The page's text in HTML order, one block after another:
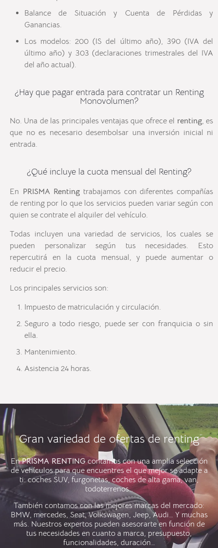
Balance de Situación y Cuenta de Pérdidas y
Ganancias.
Los modelos: 200 (IS del último año), 390 (IVA del
último año) y 303 (declaraciones trimestrales del IVA
del año actual).
¿Hay que pagar entrada para contratar un Renting
Monovolumen?
No. Una de las principales ventajas que ofrece el renting, es
que no es necesario desembolsar una inversión inicial ni
entrada.
¿Qué incluye la cuota mensual del Renting?
En PRISMA Renting trabajamos con diferentes compañías
de renting por lo que los servicios pueden variar según con
quien se contrate el alquiler del vehículo.
Todas incluyen una variedad de servicios, los cuales se
pueden personalizar según tus necesidades. Esto
repercutirá en la cuota mensual, y puede aumentar o
reducir el precio.
Los principales servicios son:
Impuesto de matriculación y circulación.
Seguro a todo riesgo, puede ser con franquicia o sin
ella.
Mantenimiento.
Asistencia 24 horas.
Gran variedad de ofertas​ de renting
EnPRISMA RENTINGcontamos con una amplia selección
de vehículos para que encuentres el que mejor se adapte a
ti: coches SUV, furgonetas, coches de alta gama, van,
todoterrenos…
También contamos con las mejores marcas del mercado:
BMW, mercedes, Seat, Volkswagen, Jeep, Audi… Y muchas
más. Nuestros expertos pueden asesorarte en función de
tus necesidades en cuanto a marca, presupuesto,
funcionalidades, duración…